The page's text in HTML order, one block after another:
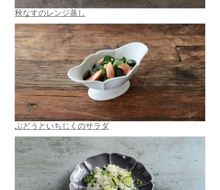
秋なすのレンジ蒸し
ぶどうといちじくのサラダ